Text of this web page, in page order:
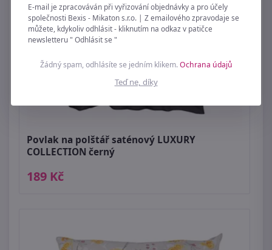
Povlak na polštář saténový LUXURY
COLLECTION černý
189 Kč
E-mail je zpracováván při vyřizování objednávky a pro účely
společnosti Bexis - Mikaton s.r.o. | Z emailového zpravodaje se
můžete, kdykoliv odhlásit - kliknutím na odkaz v patičce
newsletteru " Odhlásit se "
Žádný spam, odhlásíte se jedním klikem.Ochrana údajů
Teď ne, díky